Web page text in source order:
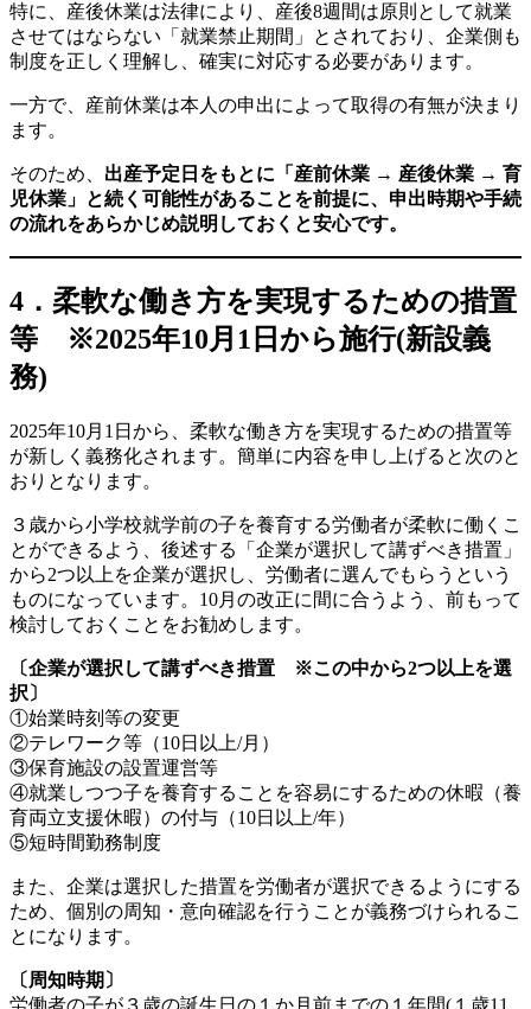
特に、産後休業は法律により、産後8週間は原則として就業
させてはならない「就業禁止期間」とされており、企業側も
制度を正しく理解し、確実に対応する必要があります。
一方で、産前休業は本人の申出によって取得の有無が決まり
ます。
そのため、 出産予定日をもとに「産前休業 → 産後休業 → 育
児休業」と続く可能性があることを前提に、申出時期や手続
の流れをあらかじめ説明しておくと安心です。
4． 柔軟な働き方を実現するための措置
等 ※2025年10月1日から施行(新設義
務)
2025年10月1日から、柔軟な働き方を実現するための措置等
が新しく義務化されます。簡単に内容を申し上げると次のと
おりとなります。
３歳から小学校就学前の子を養育する労働者が柔軟に働くこ
とができるよう、後述する「企業が選択して講ずべき措置」
から2つ以上を企業が選択し、労働者に選んでもらうという
ものになっています。10月の改正に間に合うよう、前もって
検討しておくことをお勧めします。
〔企業が選択して講ずべき措置 ※この中から2つ以上を選
択〕
①始業時刻等の変更
②テレワーク等（10日以上/月）
③保育施設の設置運営等
④就業しつつ子を養育することを容易にするための休暇（養
育両立支援休暇）の付与（10日以上/年）
⑤短時間勤務制度
また、企業は選択した措置を労働者が選択できるようにする
ため、個別の周知・意向確認を行うことが義務づけられるこ
とになります。
〔周知時期〕
労働者の子が３歳の誕生日の１か月前までの１年間(１歳11